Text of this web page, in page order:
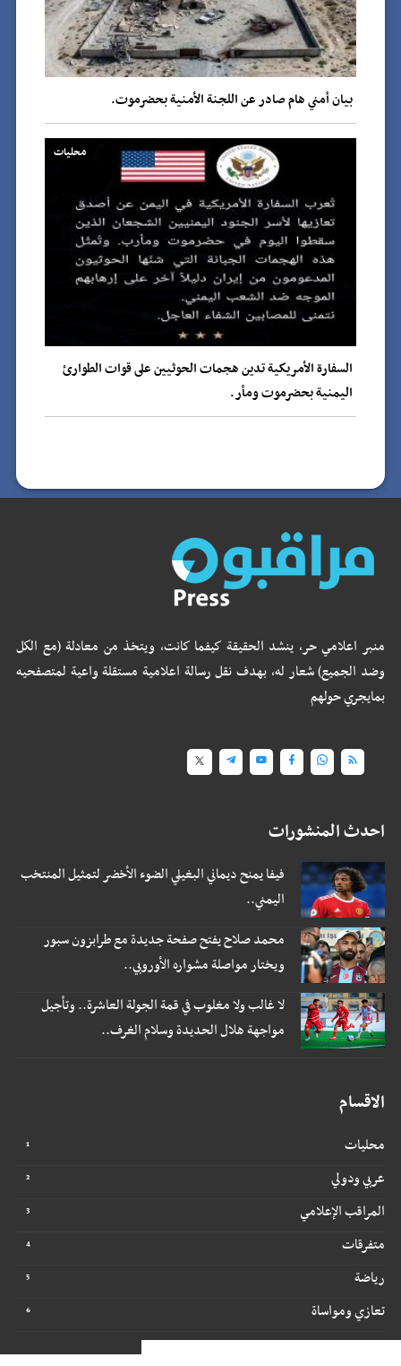
بيان أمني هام صادر عن اللجنة الأمنية بحضرموت.
محليات
السفارة الأمريكية تدين هجمات الحوثيين على قوات الطوارئ
اليمنية بحضرموت ومأر.
منبر اعلامي حر، ينشد الحقيقة كيفما كانت، ويتخذ من معادلة (مع الكل
وضد الجميع) شعار له، بهدف نقل رسالة اعلامية مستقلة واعية لمتصفحيه
بمايجري حولهم
احدث المنشورات
فيفا يمنح ديماني البغيلي الضوء الأخضر لتمثيل المنتخب
اليمني..
محمد صلاح يفتح صفحة جديدة مع طرابزون سبور
ويختار مواصلة مشواره الأوروبي..
لا غالب ولا مغلوب في قمة الجولة العاشرة.. وتأجيل
مواجهة هلال الحديدة وسلام الغرف..
الاقسام
محليات
عربي ودولي
المراقب الإعلامي
متفرقات
رياضة
تعازي ومواساة